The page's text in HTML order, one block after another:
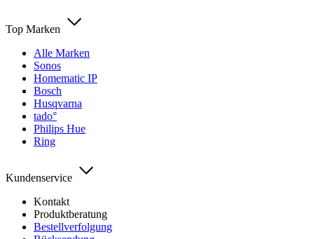
Top Marken
Alle Marken
Sonos
Homematic IP
Bosch
Husqvarna
tado°
Philips Hue
Ring
Kundenservice
Kontakt
Produktberatung
Bestellverfolgung